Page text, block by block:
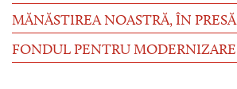
MĂNĂSTIREA NOASTRĂ, ÎN PRESĂ
FONDUL PENTRU MODERNIZARE